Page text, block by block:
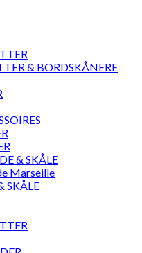
& BORDSKÅNERE
& SKÅLE
Marseille
SKÅLE